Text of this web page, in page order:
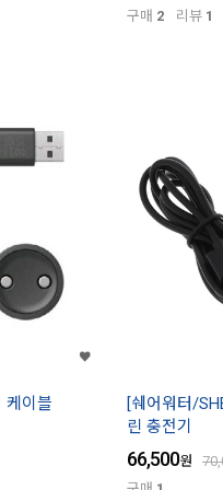
구매 2 리뷰 1
케이블
[쉐어워터/
린 충전기
66,500원